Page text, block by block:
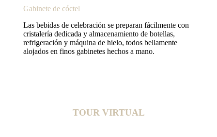
Gabinete de cóctel
Las bebidas de celebración se preparan fácilmente con
cristalería dedicada y almacenamiento de botellas,
refrigeración y máquina de hielo, todos bellamente
alojados en finos gabinetes hechos a mano.
TOUR VIRTUAL